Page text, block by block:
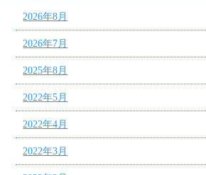
2026年8月
2026年7月
2025年8月
2022年5月
2022年4月
2022年3月